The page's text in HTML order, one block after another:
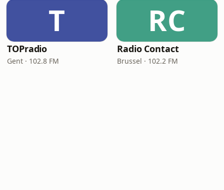
T
TOPradio
Gent · 102.8 FM
RC
Radio Contact
Brussel · 102.2 FM